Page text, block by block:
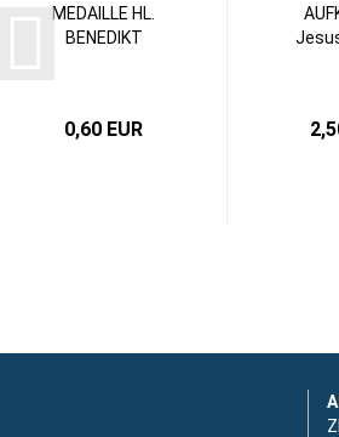
MEDAILLE HL.
BENEDIKT
0,60 EUR